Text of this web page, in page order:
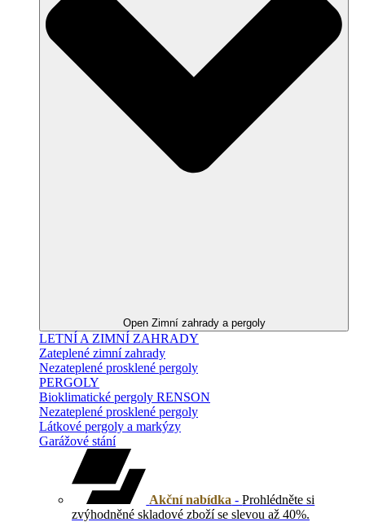
Open Zimní zahrady a pergoly
LETNÍ A ZIMNÍ ZAHRADY
Zateplené zimní zahrady
Nezateplené prosklené pergoly
PERGOLY
Bioklimatické pergoly RENSON
Nezateplené prosklené pergoly
Látkové pergoly a markýzy
Garážové stání
Akční nabídka -Prohlédněte si
zvýhodněné skladové zboží se slevou až 40%.